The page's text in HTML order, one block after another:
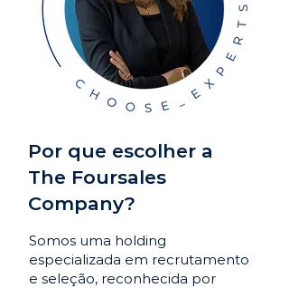
Por que escolher a
The Foursales
Company?
Somos uma holding
especializada em recrutamento
e seleção, reconhecida por